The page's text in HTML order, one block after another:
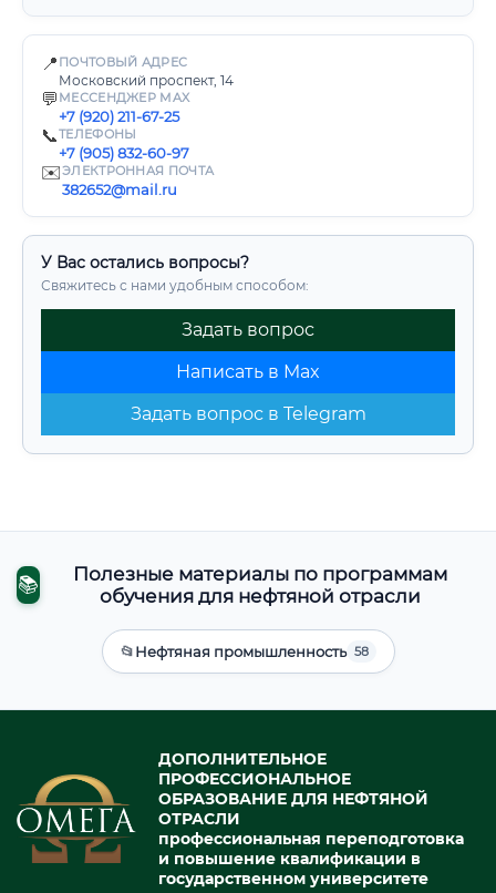
📍 ПОЧТОВЫЙ АДРЕС
Московский проспект, 14
💬 МЕССЕНДЖЕР MAX
+7 (920) 211-67-25
📞ТЕЛЕФОНЫ
+7 (905) 832-60-97
✉️ЭЛЕКТРОННАЯ ПОЧТА
382652@mail.ru
У Вас остались вопросы?
Свяжитесь с нами удобным способом:
Задать вопрос
Написать в Max
Задать вопрос в Telegram
📚
Полезные материалы по программам
обучения для нефтяной отрасли
📂Нефтяная промышленность 58
ДОПОЛНИТЕЛЬНОЕ
ПРОФЕССИОНАЛЬНОЕ
ОБРАЗОВАНИЕ ДЛЯ НЕФТЯНОЙ
ОТРАСЛИ
профессиональная переподготовка
и повышение квалификации в
государственном университете